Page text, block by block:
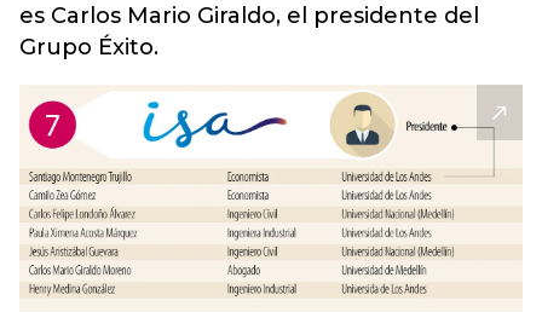
es Carlos Mario Giraldo, el presidente del
Grupo Éxito.